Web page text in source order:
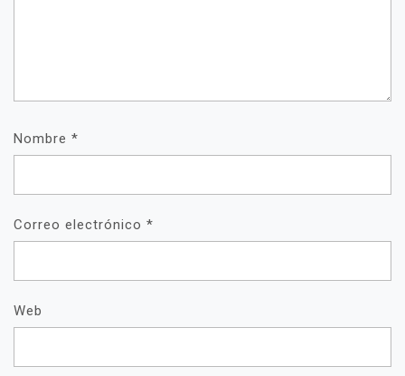
Nombre *
Correo electrónico *
Web